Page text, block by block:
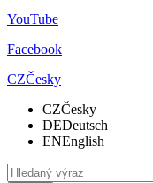
YouTube
Facebook
CZČesky
CZČesky
DEDeutsch
ENEnglish